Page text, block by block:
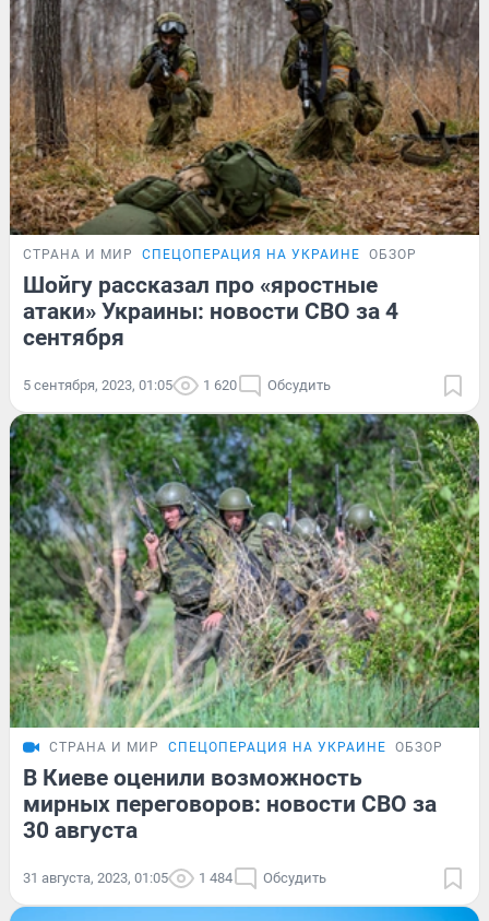
СТРАНА И МИР СПЕЦОПЕРАЦИЯ НА УКРАИНЕ ОБЗОР
Шойгу рассказал про «яростные
атаки» Украины: новости СВО за 4
сентября
5 сентября, 2023, 01:05 1 620 Обсудить
СТРАНА И МИР СПЕЦОПЕРАЦИЯ НА УКРАИНЕ ОБЗОР
В Киеве оценили возможность
мирных переговоров: новости СВО за
30 августа
31 августа, 2023, 01:05 1 484 Обсудить